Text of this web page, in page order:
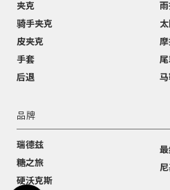
夹克
骑手夹克
皮夹克
手套
后退
品牌
瑞德兹
糖之旅
硬沃克斯